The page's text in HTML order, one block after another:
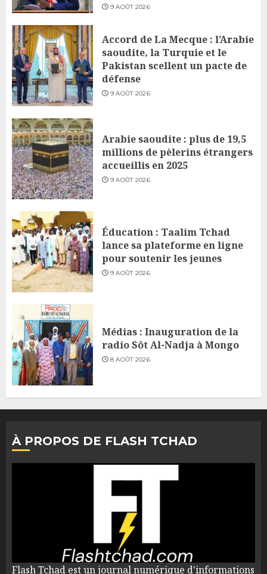
9 AOÛT 2026
Accord de La Mecque : l’Arabie
saoudite, la Turquie et le
Pakistan scellent un pacte de
défense
9 AOÛT 2026
Arabie saoudite : plus de 19,5
millions de pèlerins étrangers
accueillis en 2025
9 AOÛT 2026
Éducation : Taalim Tchad
lance sa plateforme en ligne
pour soutenir les jeunes
9 AOÛT 2026
Médias : Inauguration de la
radio Sôt Al-Nadja à Mongo
8 AOÛT 2026
À PROPOS DE FLASH TCHAD
Flash Tchad est un journal numérique d'informations